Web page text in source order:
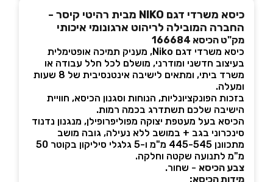
כיסא משרדי דגם NIKO מבית רהיטי קיסר -
החברה המובילה לריהוט ארגונומי איכותי
מק"ט הכיסא 166684
כיסא משרדי דגם Niko, מעניק תמיכה אופטימלית
בעיצוב חדשני ומודרני, מושלם לכל חלל עבודה או
משרד ביתי, ומתאים לישיבה אינטנסיבית של 8 שעות
ומעלה.
בזכות הפונקציונליות, הנוחות וסגנון הכיסא, חוויית
הישיבה שלכם תשתדרג בכמה רמות.
הכיסא בעל מעטפת יצוקה מפוליפרופילן, מנגנון נדנוד
סינכרוני בגב + במושב ללא נעילה, גובה מושב
מתכוונן 445-545 מ"מ ו-5 גלגלי סיליקון בקוטר 50
מ"מ לתנועה שקטה וחלקה.
צבע הכיסא - שחור.
מידות הכיסא: